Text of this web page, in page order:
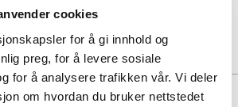
cookies
for å gi innhold og
preg, for å levere sosiale
for å analysere trafikken vår. Vi deler
om hvordan du bruker nettstedet